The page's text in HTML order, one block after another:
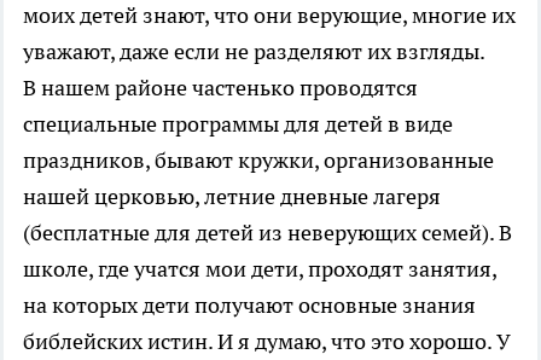
моих детей знают, что они верующие, многие их
уважают, даже если не разделяют их взгляды.
В нашем районе частенько проводятся
специальные программы для детей в виде
праздников, бывают кружки, организованные
нашей церковью, летние дневные лагеря
(бесплатные для детей из неверующих семей). В
школе, где учатся мои дети, проходят занятия,
на которых дети получают основные знания
библейских истин. И я думаю, что это хорошо. У